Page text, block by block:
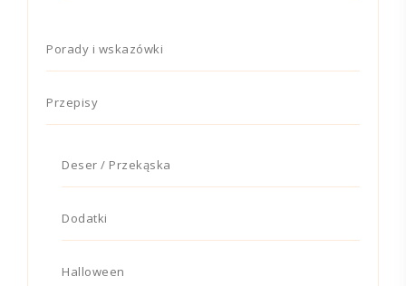
Porady i wskazówki
Przepisy
Deser / Przekąska
Dodatki
Halloween